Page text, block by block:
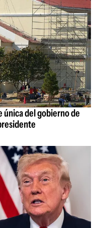
única del gobierno de